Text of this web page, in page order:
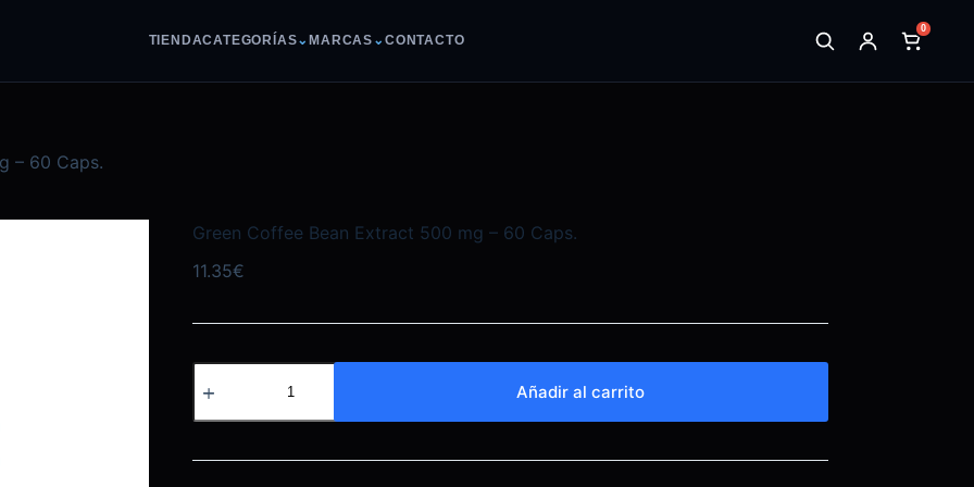
TIENDACATEGORÍAS⌄ MARCAS ⌄ CONTACTO
0
– 60 Caps.
Green Coffee Bean Extract 500 mg – 60 Caps.
11.35€
Coffee
Bean
Añadir al carrito